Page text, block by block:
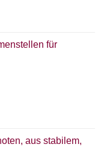
für
aus stabilem,